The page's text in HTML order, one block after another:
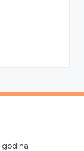
godina